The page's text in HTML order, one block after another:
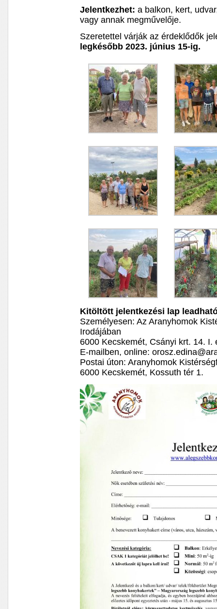
Jelentkezhet: a balkon, kert,
vagy annak megművelője.
Szeretettel várják az érdeklődők
legkésőbb 2023. június 15-ig.
Kitöltött jelentkezési lap
Személyesen: Az Aranyhomok
Irodájában
6000 Kecskemét, Csányi krt. 14. I.
E-mailben, online:
Postai úton: Aranyhomok
6000 Kecskemét, Kossuth tér 1.